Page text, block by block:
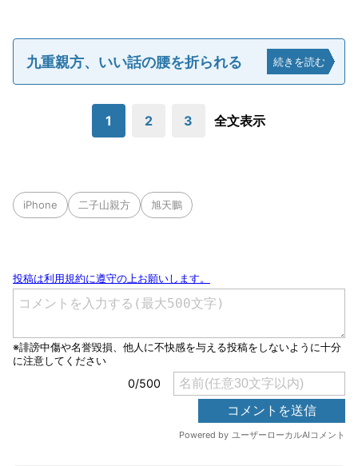
九重親方、いい話の腰を折られる 続きを読む
1 2 3 全文表示
iPhone 二子山親方 旭天鵬